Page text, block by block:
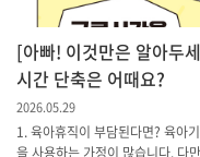
[아빠! 이것만은 알아두
시간 단축은 어때요?
2026.05.29
1. 육아휴직이 부담된다면? 육아
을 사용하는 가정이 많습니다. 다